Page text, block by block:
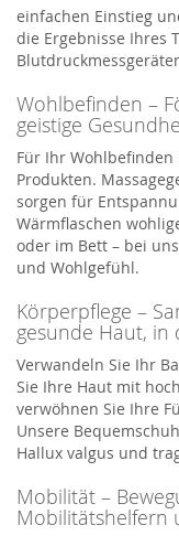
einfachen Einstieg
die Ergebnisse Ihres
Wohlbefinden –
geistige
Für Ihr
Produkten.
sorgen für
Wärmflaschen
oder im Bett – bei
und Wohlgefühl.
Körperpflege –
gesunde Haut, in
Verwandeln Sie Ihr
Sie Ihre Haut mit
verwöhnen Sie Ihre
Unsere
Hallux valgus und
Mobilität –
Mobilitätshelfern